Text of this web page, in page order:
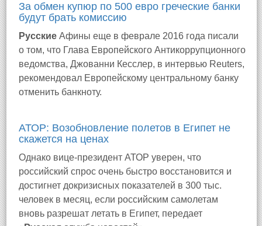
За обмен купюр по 500 евро греческие банки
будут брать комиcсию
Русские Афины еще в феврале 2016 года писали
о том, что Глава Европейского Антикоррупционного
ведомства, Джованни Кесслер, в интервью Reuters,
рекомендовал Европейскому центральному банку
отменить банкноту.
АТОР: Возобновление полетов в Египет не
скажется на ценах
Однако вице-президент АТОР уверен, что
российский спрос очень быстро восстановится и
достигнет докризисных показателей в 300 тыс.
человек в месяц, если российским самолетам
вновь разрешат летать в Египет, передает